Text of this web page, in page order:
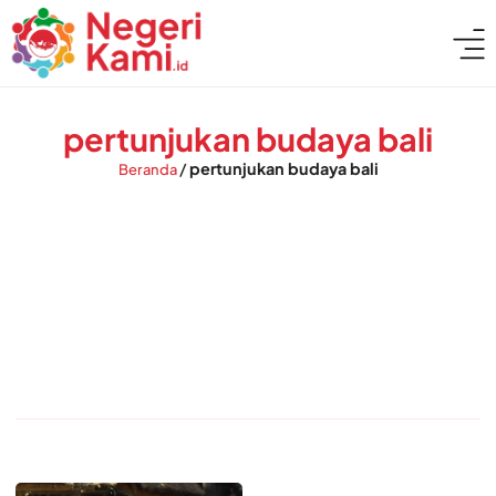
pertunjukan budaya bali
Beranda/pertunjukan budaya bali